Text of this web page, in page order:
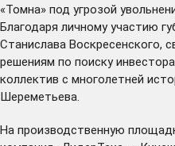
«Томна» под угрозой
Благодаря личному участию
Станислава Воскресенского,
решениям по поиску
коллектив с многолетней
Шереметьева.
На производственную